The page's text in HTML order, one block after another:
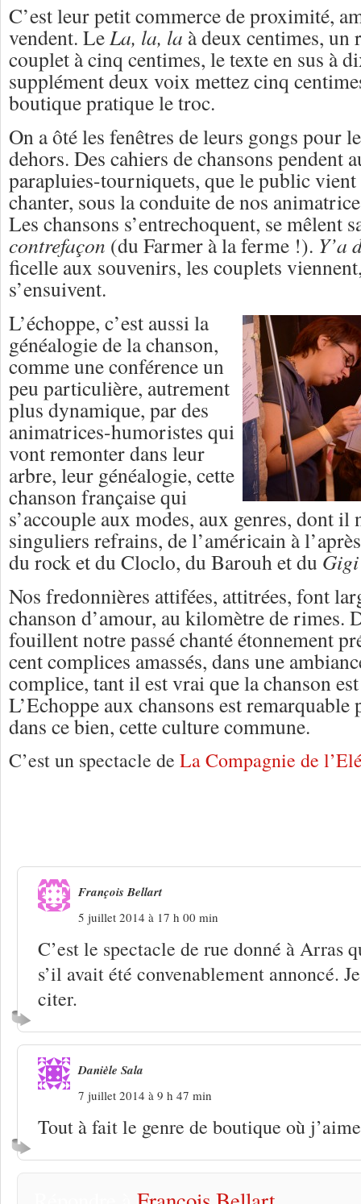
C’est leur petit commerce de proximité,
vendent. Le La, la, la à deux centimes, un
couplet à cinq centimes, le texte en sus à
supplément deux voix mettez cinq
boutique pratique le troc.
On a ôté les fenêtres de leurs gongs pour
dehors. Des cahiers de chansons pendent
parapluies-tourniquets, que le public
chanter, sous la conduite de nos
Les chansons s’entrechoquent, se mêlent
contrefaçon (du Farmer à la ferme !). Y’a
ficelle aux souvenirs, les couplets
s’ensuivent.
L’échoppe, c’est aussi la
généalogie de la chanson,
comme une conférence un
peu particulière, autrement
plus dynamique, par des
animatrices-humoristes qui
vont remonter dans leur
arbre, leur généalogie, cette
chanson française qui
s’accouple aux modes, aux genres, dont il
singuliers refrains, de l’américain à
du rock et du Cloclo, du Barouh et du
Nos fredonnières attifées, attitrées, font
chanson d’amour, au kilomètre de rimes.
fouillent notre passé chanté étonnement
cent complices amassés, dans une
complice, tant il est vrai que la chanson
L’Echoppe aux chansons est remarquable
dans ce bien, cette culture commune.
C’est un spectacle de La Compagnie de
François Bellart
5 juillet 2014 à 17 h 00 min
C’est le spectacle de rue donné à Arras
s’il avait été convenablement annoncé.
citer.
Danièle Sala
7 juillet 2014 à 9 h 47 min
Tout à fait le genre de boutique où